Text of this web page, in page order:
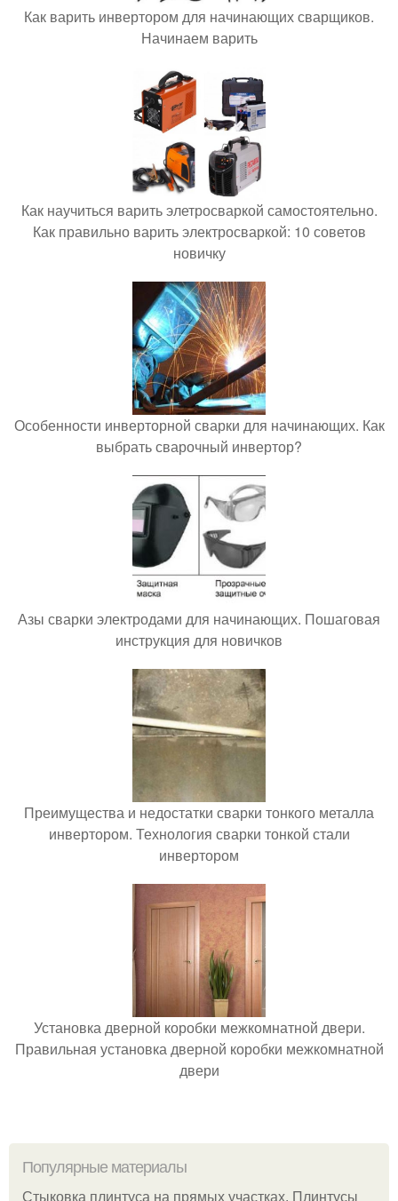
Как варить инвертором для начинающих сварщиков.
Начинаем варить
Как научиться варить элетросваркой самостоятельно.
Как правильно варить электросваркой: 10 советов
новичку
Особенности инверторной сварки для начинающих. Как
выбрать сварочный инвертор?
Азы сварки электродами для начинающих. Пошаговая
инструкция для новичков
Преимущества и недостатки сварки тонкого металла
инвертором. Технология сварки тонкой стали
инвертором
Установка дверной коробки межкомнатной двери.
Правильная установка дверной коробки межкомнатной
двери
Популярные материалы
Стыковка плинтуса на прямых участках. Плинтусы